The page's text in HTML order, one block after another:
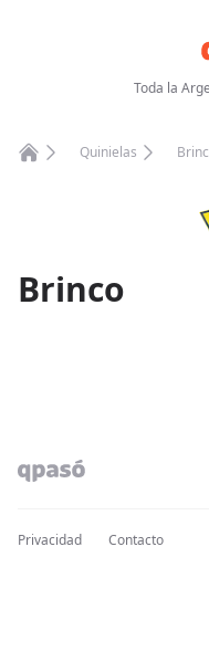
Toda la
Quinielas
Brinco
Privacidad Contacto